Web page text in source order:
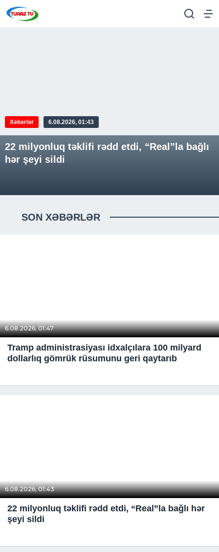
Xəbərlər 6.08.2026, 01:30
Azərbaycan Qızıl Aypara Cəmiyyətində
görüş
SON XƏBƏRLƏR
6.08.2026, 01:47
Tramp administrasiyası idxalçılara 100 milyard
dollarlıq gömrük rüsumunu geri qaytarıb
6.08.2026, 01:43
22 milyonluq təklifi rədd etdi, “Real”la bağlı hər
şeyi sildi